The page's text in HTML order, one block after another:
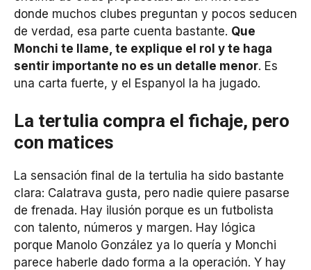
donde muchos clubes preguntan y pocos seducen
de verdad, esa parte cuenta bastante. Que
Monchi te llame, te explique el rol y te haga
sentir importante no es un detalle menor. Es
una carta fuerte, y el Espanyol la ha jugado.
La tertulia compra el fichaje, pero
con matices
La sensación final de la tertulia ha sido bastante
clara: Calatrava gusta, pero nadie quiere pasarse
de frenada. Hay ilusión porque es un futbolista
con talento, números y margen. Hay lógica
porque Manolo González ya lo quería y Monchi
parece haberle dado forma a la operación. Y hay